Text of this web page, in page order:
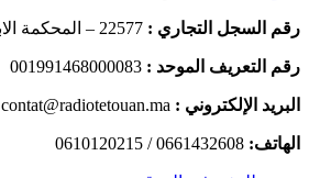
رقم السجل التجاري : 22577 – المحكمة الابتدائية بتطوان
رقم التعريف الموحد : 001991468000083
البريد الإلكتروني : contat@radiotetouan.ma
الهاتف: 0661432608 / 0610120215